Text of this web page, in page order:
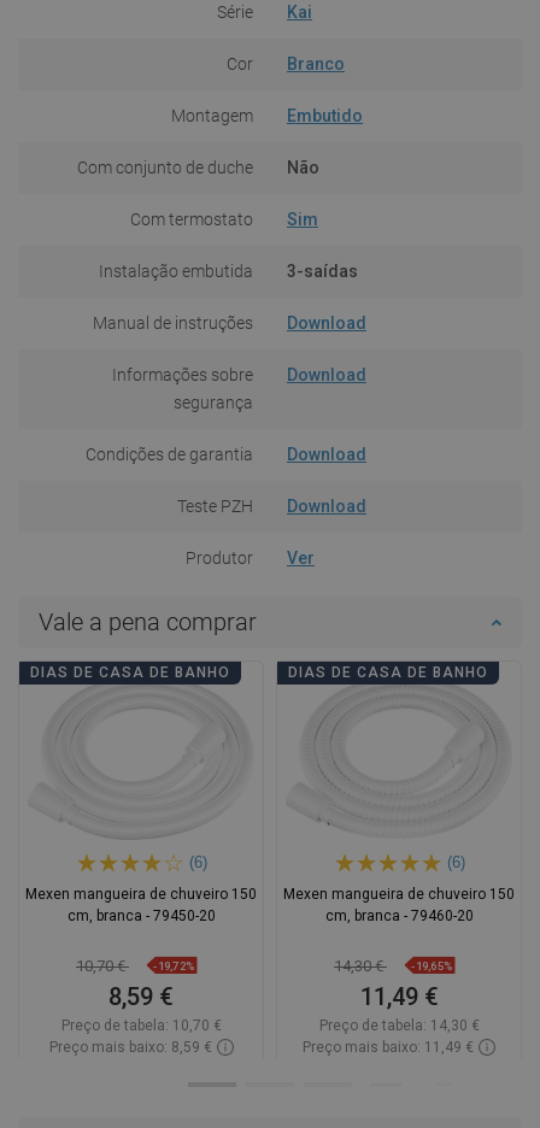
Série Kai
Cor Branco
Montagem Embutido
Com conjunto de duche Não
Com termostato Sim
Instalação embutida 3-saídas
Manual de instruções Download
Informações sobre
segurança
Download
Condições de garantia Download
Teste PZH Download
Produtor Ver
Vale a pena comprar
DIAS DE CASA DE BANHO
(6)
Mexen mangueira de chuveiro 150
cm, branca - 79450-20
10,70 € -19,72%
8,59 €
Preço de tabela: 10,70 €
Preço mais baixo: 8,59 €
DIAS DE CASA DE BANHO
(6)
Mexen mangueira de chuveiro 150
cm, branca - 79460-20
14,30 € -19,65%
11,49 €
Preço de tabela: 14,30 €
Preço mais baixo: 11,49 €